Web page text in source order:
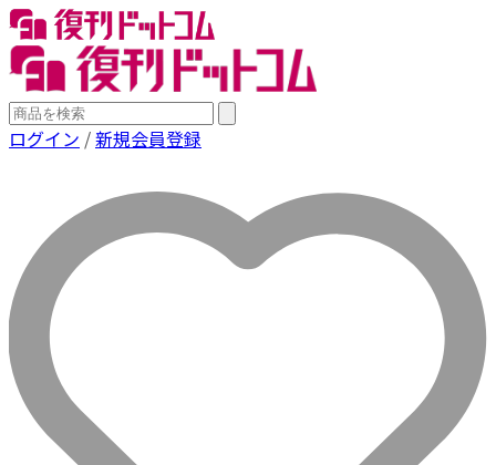
ログイン /新規会員登録